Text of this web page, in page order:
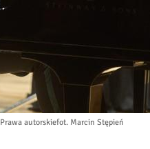
Prawa autorskiefot. Marcin Stępień